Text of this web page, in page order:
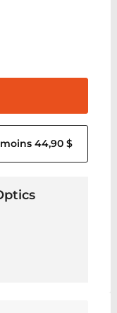
moins 44,90 $